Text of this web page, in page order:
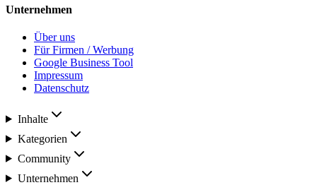
Unternehmen
Über uns
Für Firmen / Werbung
Google Business Tool
Impressum
Datenschutz
Inhalte
Kategorien
Community
Unternehmen